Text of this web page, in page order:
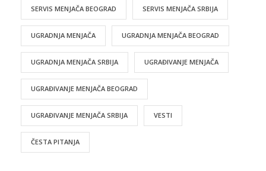
SERVIS MENJAČA BEOGRAD SERVIS MENJAČA SRBIJA
UGRADNJA MENJAČA UGRADNJA MENJAČA BEOGRAD
UGRADNJA MENJAČA SRBIJA UGRAĐIVANJE MENJAČA
UGRAĐIVANJE MENJAČA BEOGRAD
UGRAĐIVANJE MENJAČA SRBIJA VESTI
ČESTA PITANJA